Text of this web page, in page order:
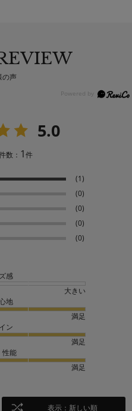
の声
5.0
数： 1件
(1)
(0)
(0)
(0)
(0)
感
大きい
地
満足
ン
満足
性能
満足
表示：新しい順